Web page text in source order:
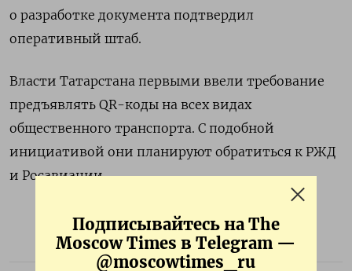
Подписывайтесь на The
Moscow Times в Telegram —
@moscowtimes_ru
о разработке документа подтвердил
оперативный штаб.
Власти Татарстана первыми ввели требование
предъявлять QR-коды на всех видах
общественного транспорта. С подобной
инициативой они планируют обратиться к РЖД
и Росавиации